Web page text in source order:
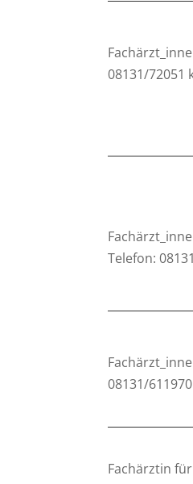
08131/72051
Telefon:
08131/
Fachärztin